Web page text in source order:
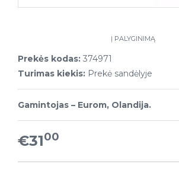
Į PALYGINIMĄ
Prekės kodas: 374971
Turimas kiekis: Prekė sandėlyje
Gamintojas – Eurom, Olandija.
€3100